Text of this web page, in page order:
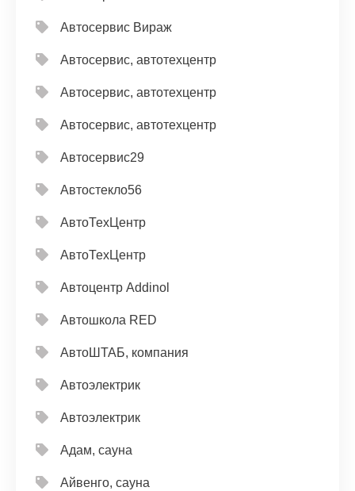
Автосервис Вираж
Автосервис, автотехцентр
Автосервис, автотехцентр
Автосервис, автотехцентр
Автосервис29
Автостекло56
АвтоТехЦентр
АвтоТехЦентр
Автоцентр Addinol
Автошкола RED
АвтоШТАБ, компания
Автоэлектрик
Автоэлектрик
Адам, сауна
Айвенго, сауна